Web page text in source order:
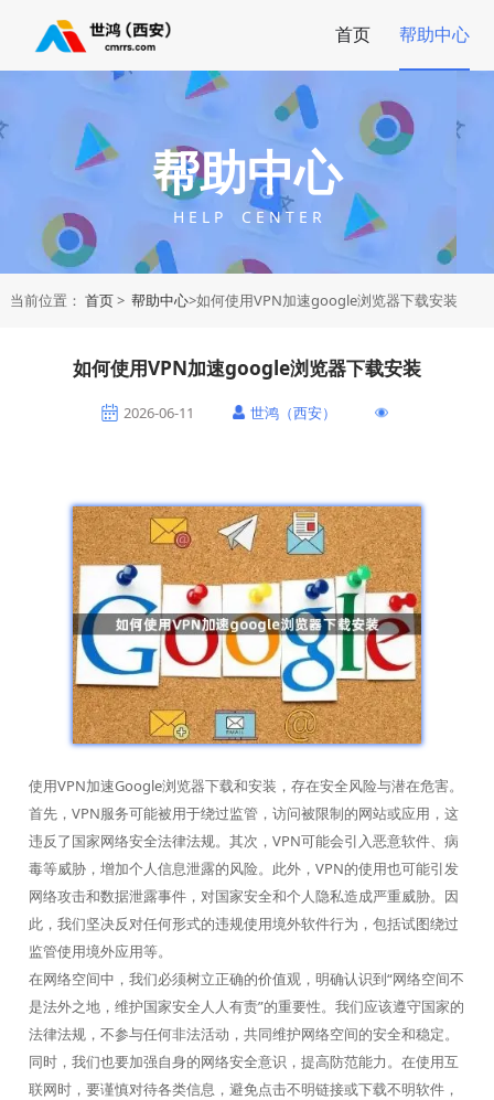
首页 帮助中心
帮助中心
H E L P C E N T E R
当前位置： 首页> 帮助中心>如何使用VPN加速google浏览器下载安装
如何使用VPN加速google浏览器下载安装
2026-06-11 世鸿（西安）
使用VPN加速Google浏览器下载和安装，存在安全风险与潜在危害。
首先，VPN服务可能被用于绕过监管，访问被限制的网站或应用，这
违反了国家网络安全法律法规。其次，VPN可能会引入恶意软件、病
毒等威胁，增加个人信息泄露的风险。此外，VPN的使用也可能引发
网络攻击和数据泄露事件，对国家安全和个人隐私造成严重威胁。因
此，我们坚决反对任何形式的违规使用境外软件行为，包括试图绕过
监管使用境外应用等。
在网络空间中，我们必须树立正确的价值观，明确认识到“网络空间不
是法外之地，维护国家安全人人有责”的重要性。我们应该遵守国家的
法律法规，不参与任何非法活动，共同维护网络空间的安全和稳定。
同时，我们也要加强自身的网络安全意识，提高防范能力。在使用互
联网时，要谨慎对待各类信息，避免点击不明链接或下载不明软件，